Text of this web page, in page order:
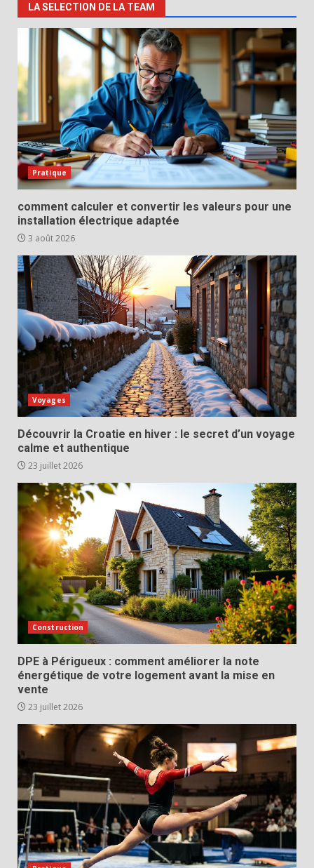
LA SELECTION DE LA TEAM
Pratique
comment calculer et convertir les valeurs pour une
installation électrique adaptée
3 août 2026
Voyages
Découvrir la Croatie en hiver : le secret d’un voyage
calme et authentique
23 juillet 2026
Construction
DPE à Périgueux : comment améliorer la note
énergétique de votre logement avant la mise en
vente
23 juillet 2026